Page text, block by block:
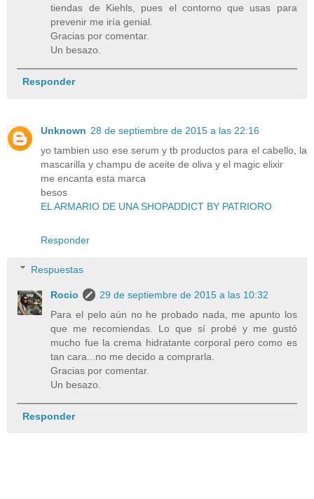
tiendas de Kiehls, pues el contorno que usas para
prevenir me iría genial.
Gracias por comentar.
Un besazo.
Responder
Unknown 28 de septiembre de 2015 a las 22:16
yo tambien uso ese serum y tb productos para el cabello, la
mascarilla y champu de aceite de oliva y el magic elixir
me encanta esta marca
besos
EL ARMARIO DE UNA SHOPADDICT BY PATRIORO
Responder
Respuestas
Rocio
29 de septiembre de 2015 a las 10:32
Para el pelo aún no he probado nada, me apunto los
que me recomiendas. Lo que sí probé y me gustó
mucho fue la crema hidratante corporal pero como es
tan cara...no me decido a comprarla.
Gracias por comentar.
Un besazo.
Responder